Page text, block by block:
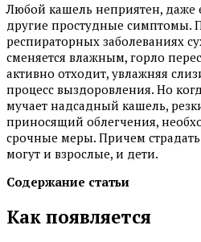
Любой кашель неприятен, даже
другие простудные симптомы.
респираторных заболеваниях
сменяется влажным, горло
активно отходит, увлажняя
процесс выздоровления. Но
мучает надсадный кашель,
приносящий облегчения,
срочные меры. Причем страдать
могут и взрослые, и дети.
Содержание статьи
Как появляется